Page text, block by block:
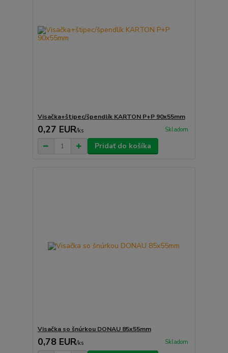
Visačka+štipec/špendlík KARTON P+P 90x55mm
0,27 EUR/ks Skladom
Pridať do košíka
Visačka so šnúrkou DONAU 85x55mm
0,78 EUR/ks Skladom